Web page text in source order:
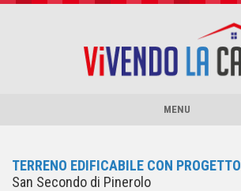
SERVIZI
MENU
TERRENO EDIFICABILE CON PROGETTO
San Secondo di Pinerolo